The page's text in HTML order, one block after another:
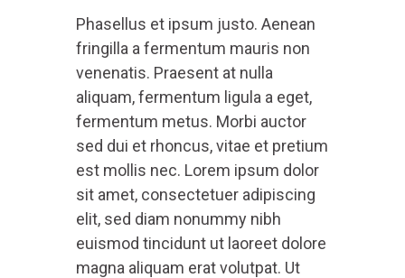
Phasellus et ipsum justo. Aenean
fringilla a fermentum mauris non
venenatis. Praesent at nulla
aliquam, fermentum ligula a eget,
fermentum metus. Morbi auctor
sed dui et rhoncus, vitae et pretium
est mollis nec. Lorem ipsum dolor
sit amet, consectetuer adipiscing
elit, sed diam nonummy nibh
euismod tincidunt ut laoreet dolore
magna aliquam erat volutpat. Ut